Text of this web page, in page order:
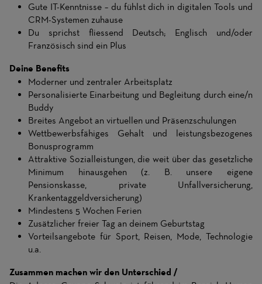
Gute IT-Kenntnisse – du fühlst dich in digitalen Tools und
CRM-Systemen zuhause
Du sprichst fliessend Deutsch; Englisch und/oder
Französisch sind ein Plus
Deine Benefits
Moderner und zentraler Arbeitsplatz
Personalisierte Einarbeitung und Begleitung durch eine/n
Buddy
Breites Angebot an virtuellen und Präsenzschulungen
Wettbewerbsfähiges Gehalt und leistungsbezogenes
Bonusprogramm
Attraktive Sozialleistungen, die weit über das gesetzliche
Minimum hinausgehen (z. B. unsere eigene
Pensionskasse, private Unfallversicherung,
Krankentaggeldversicherung)
Mindestens 5 Wochen Ferien
Zusätzlicher freier Tag an deinem Geburtstag
Vorteilsangebote für Sport, Reisen, Mode, Technologie
u.a.
Zusammen machen wir den Unterschied /